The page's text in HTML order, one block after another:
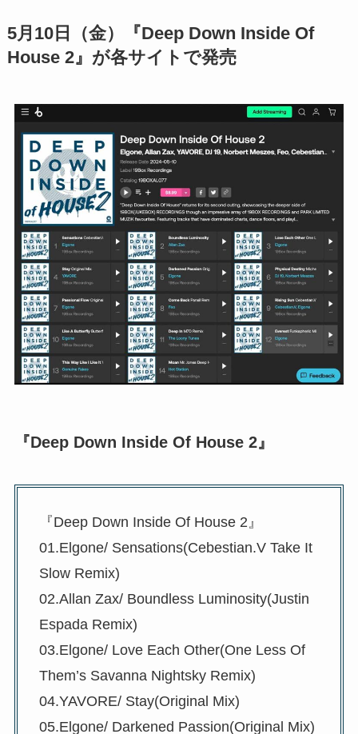
5月10日（金）『Deep Down Inside Of
House 2』が各サイトで発売
『Deep Down Inside Of House 2』
『Deep Down Inside Of House 2』
01.Elgone/ Sensations(Cebestian.V Take It
Slow Remix)
02.Allan Zax/ Boundless Luminosity(Justin
Espada Remix)
03.Elgone/ Love Each Other(One Less Of
Them’s Savanna Nightsky Remix)
04.YAVORE/ Stay(Original Mix)
05.Elgone/ Darkened Passion(Original Mix)